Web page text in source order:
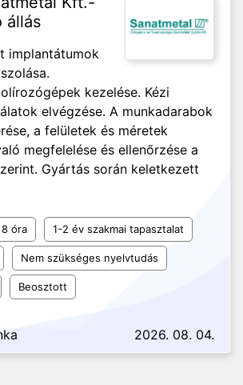
állás
implantátumok
kezelése. Kézi
elvégzése. A munkadarabok
a felületek és méretek
megfelelése és ellenőrzése a
Gyártás során keletkezett
óra 1-2 év szakmai tapasztalat
Nem szükséges nyelvtudás
Beosztott
2026. 08. 04.